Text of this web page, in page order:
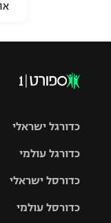
כדורגל ישראלי
כדורגל עולמי
האלופות
כדורסל ישראלי
כדורסל עולמי